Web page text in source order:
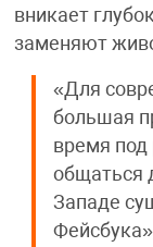
вникает
заменяют
«Для
большая
время
общаться
Западе